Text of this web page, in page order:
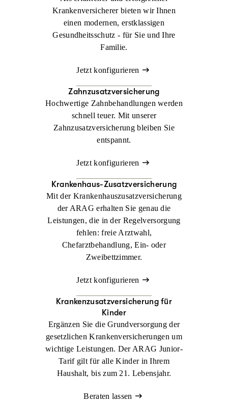
Krankenversicherer bieten wir Ihnen
einen modernen, erstklassigen
Gesundheitsschutz - für Sie und Ihre
Familie.
Jetzt konfigurieren
Zahnzusatzversicherung
Hochwertige Zahnbehandlungen werden
schnell teuer. Mit unserer
Zahnzusatzversicherung bleiben Sie
entspannt.
Jetzt konfigurieren
Krankenhaus-Zusatzversicherung
Mit der Krankenhauszusatzversicherung
der ARAG erhalten Sie genau die
Leistungen, die in der Regelversorgung
fehlen: freie Arztwahl,
Chefarztbehandlung, Ein- oder
Zweibettzimmer.
Jetzt konfigurieren
Krankenzusatz­versicherung für
Kinder
Ergänzen Sie die Grundversorgung der
gesetzlichen Krankenversicherungen um
wichtige Leistungen. Der ARAG Junior-
Tarif gilt für alle Kinder in Ihrem
Haushalt, bis zum 21. Lebensjahr.
Beraten lassen